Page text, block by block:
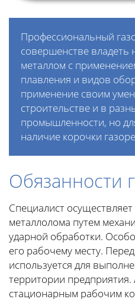
Профессиональный
совершенстве владеть
металлом с
плавления и видов
применение своим
строительстве и в
промышленности, но
наличие корочки
Обязанности
Специалист осуществляет
металлолома путем
ударной обработки.
его рабочему месту.
используется для
территории предприятия.
стационарным рабочим